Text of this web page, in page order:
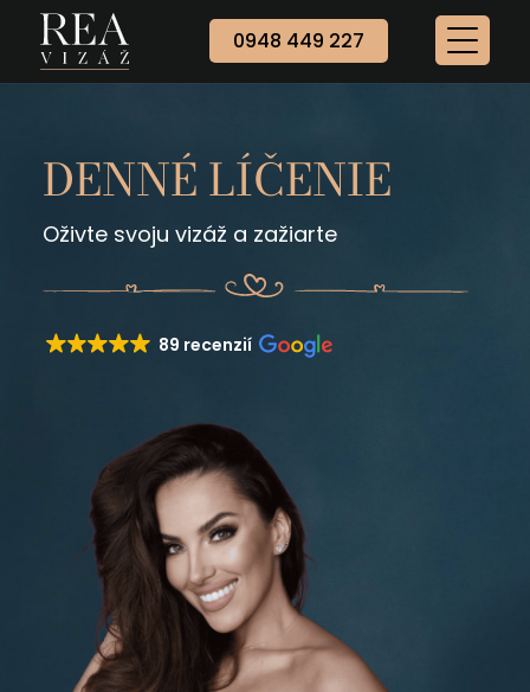
0948 449 227
DENNÉ LÍČENIE
Oživte svoju vizáž a zažiarte
89 recenzií